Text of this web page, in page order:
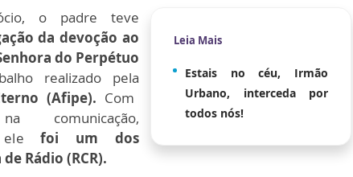
Leia Mais
Estais no céu, Irmão
Urbano, interceda por
todos nós!
o padre teve
da devoção ao
do Perpétuo
realizado pela
(Afipe). Com
comunicação,
elefoi um dos
Rádio (RCR).